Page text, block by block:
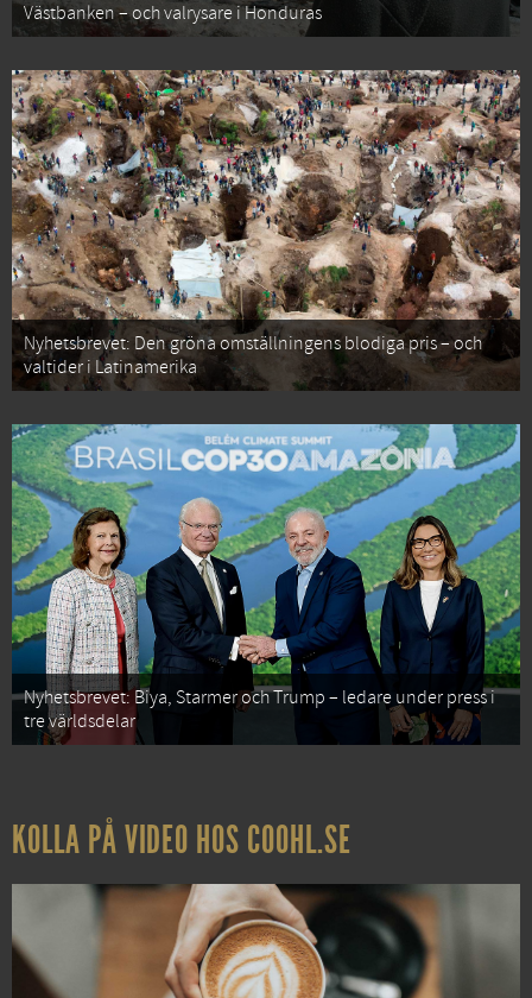
Västbanken – och valrysare i Honduras
Nyhetsbrevet: Den gröna omställningens blodiga pris – och
valtider i Latinamerika
Nyhetsbrevet: Biya, Starmer och Trump – ledare under press i
tre världsdelar
KOLLA PÅ VIDEO HOS COOHL.SE